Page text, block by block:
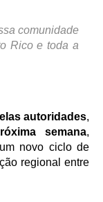
comunidade
Rico e toda a
autoridades,
semana,
novo ciclo de
regional entre